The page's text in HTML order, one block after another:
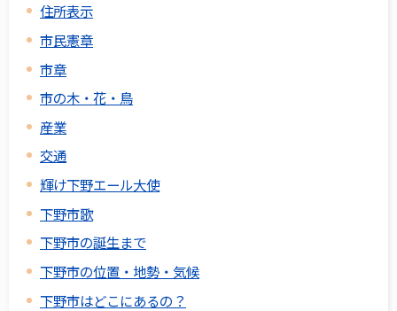
住所表示
市民憲章
市章
市の木・花・鳥
産業
交通
輝け下野エール大使
下野市歌
下野市の誕生まで
下野市の位置・地勢・気候
下野市はどこにあるの？